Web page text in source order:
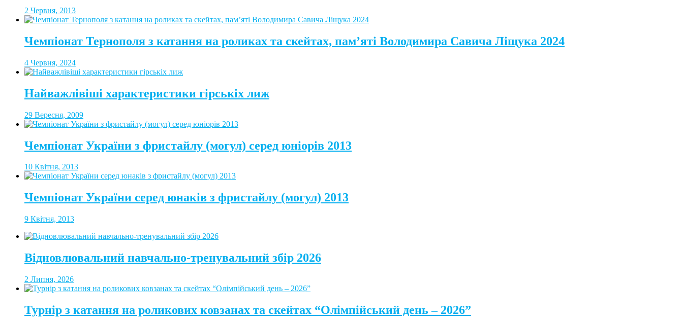
2 Червня, 2013
Чемпіонат Тернополя з катання на роликах та скейтах, пам’яті Володимира Савича Ліщука 2024
4 Червня, 2024
Найважлівіші характеристики гірськіх лиж
29 Вересня, 2009
Чемпіонат України з фристайлу (могул) серед юніорів 2013
10 Квітня, 2013
Чемпіонат України серед юнаків з фристайлу (могул) 2013
9 Квітня, 2013
Відновлювальний навчально-тренувальний збір 2026
2 Липня, 2026
Турнір з катання на роликових ковзанах та скейтах “Олімпійський день – 2026”